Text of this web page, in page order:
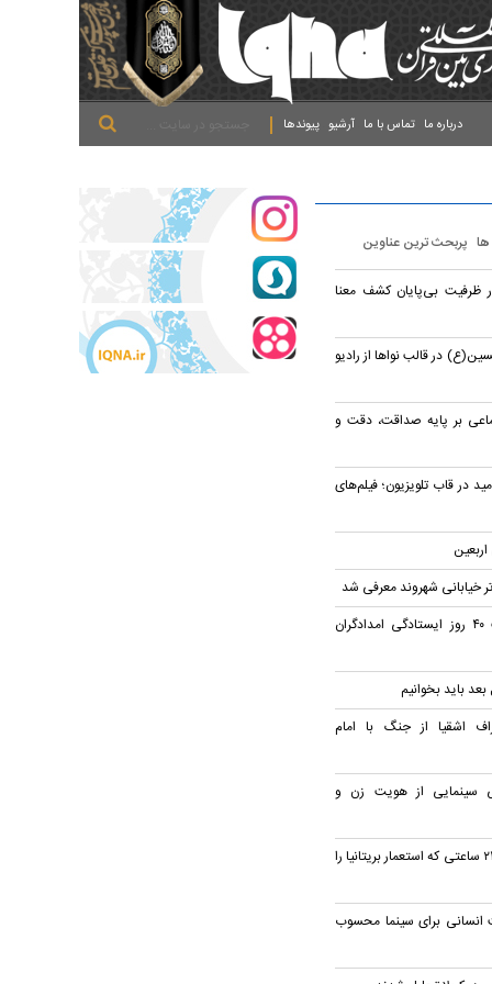
پیوندها آرشیو تماس با ما درباره ما
ها پربحث ترین عناوین
ظرفیت بی‌پایان کشف معنا
در قالب نواها از رادیو
بر پایه صداقت، دقت و
در قاب تلویزیون؛ فیلم‌های
خیابانی شهروند معرفی شد
«مادرم ایران»؛ روایت ۴۰ روز ایستادگی امدادگران
باید بخوانیم
اشقیا از جنگ با امام
سینمایی از هویت زن و
پخش مستند «سوئز؛ ۲۴ ساعتی که استعمار بریتانیا را
انسانی برای سینما محسوب